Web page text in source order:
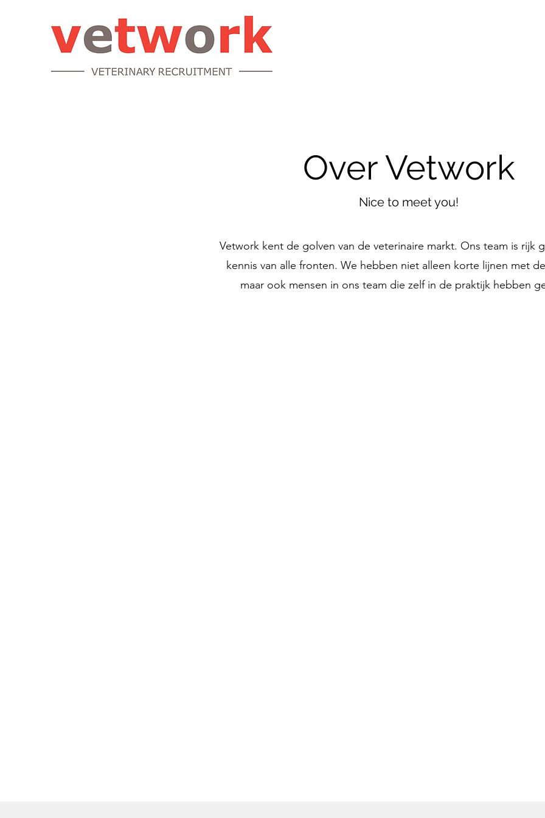
Over Vetwork
Nice to meet you!
Vetwork kent de golven van de veterinaire markt. Ons team is rijk
kennis van alle fronten. We hebben niet alleen korte lijnen met
maar ook mensen in ons team die zelf in de praktijk hebben